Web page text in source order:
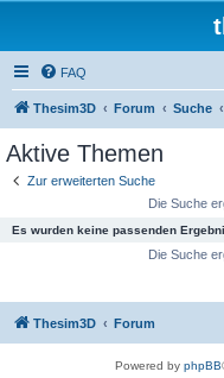
FAQ
Thesim3D Forum Suche
Aktive Themen
Zur erweiterten Suche
Die Suche
Es wurden keine passenden
Die Suche
Thesim3D Forum
Powered by phpBB